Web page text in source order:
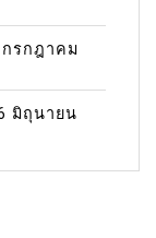
รกฎาคม
มิถุนายน